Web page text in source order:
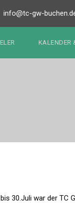
info@tc-gw-
KALENDER
30.Juli war der TC